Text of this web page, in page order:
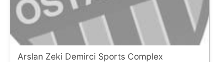
Arslan Zeki Demirci Sports Complex